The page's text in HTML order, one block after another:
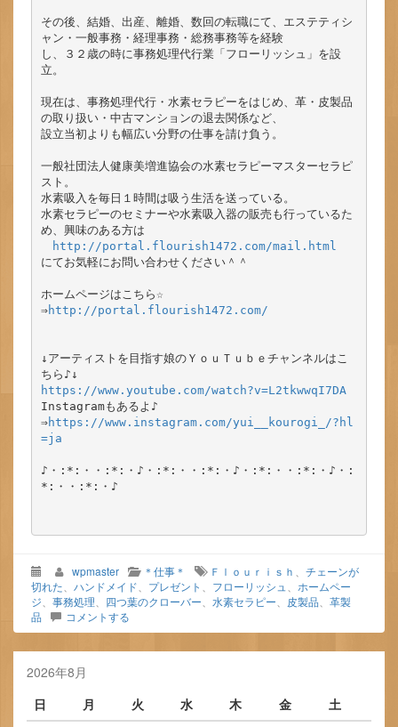
その後、結婚、出産、離婚、数回の転職にて、エステティシ
ャン・一般事務・経理事務・総務事務等を経験
し、３２歳の時に事務処理代行業「フローリッシュ」を設
立。
現在は、事務処理代行・水素セラピーをはじめ、革・皮製品
の取り扱い・中古マンションの退去関係など、
設立当初よりも幅広い分野の仕事を請け負う。
一般社団法人健康美増進協会の水素セラピーマスターセラピ
スト。
水素吸入を毎日１時間は吸う生活を送っている。
水素セラピーのセミナーや水素吸入器の販売も行っているた
め、興味のある方は
http://portal.flourish1472.com/mail.html
にてお気軽にお問い合わせください＾＾
ホームページはこちら☆
⇒http://portal.flourish1472.com/
↓アーティストを目指す娘のＹｏｕＴｕｂｅチャンネルはこ
https://www.youtube.com/watch?v=L2tkwwqI7DA
Instagramもあるよ♪
⇒https://www.instagram.com/yui__kourogi_/?hl
=ja
♪・:*:・・:*:・♪・:*:・・:*:・♪・:*:・・:*:・♪・:
*:・・:*:・♪
wpmaster ＊仕事＊ Ｆｌｏｕｒｉｓｈ
チェーンが
切れた
ハンドメイド プレゼント フローリッシュ
ホームペー
ジ
事務処理 四つ葉のクローバー 水素セラピー 皮製品
革製
品
コメントする
2026年8月
日
月 火 水 木 金
土